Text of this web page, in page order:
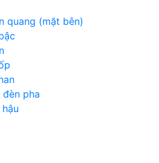
quang (mặt bên)
pha